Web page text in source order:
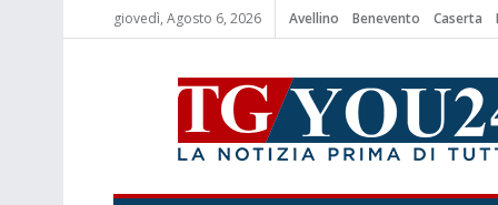
giovedì, Agosto 6, 2026 Avellino Benevento Caserta